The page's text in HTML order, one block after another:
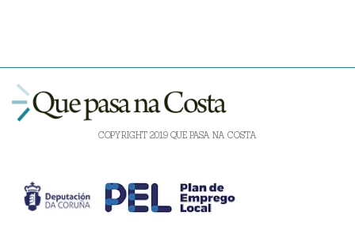
COPYRIGHT 2019 QUE PASA NA COSTA